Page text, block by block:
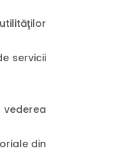
servicii
vederea
din